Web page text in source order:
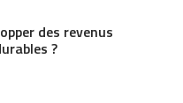
des revenus
?